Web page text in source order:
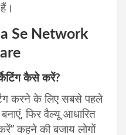
Se Network
कैसे करें?
करने के लिए सबसे पहले
फिर वैल्यू आधारित
कहने की बजाय लोगों